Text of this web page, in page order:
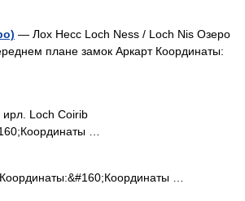
— Лох Несс Loch Ness / Loch Nis Озеро
плане замок Аркарт Координаты:
Loch Coirib
…
…